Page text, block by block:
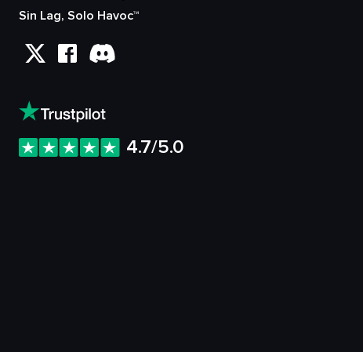
Sin Lag, Solo Havoc™
4.7/5.0